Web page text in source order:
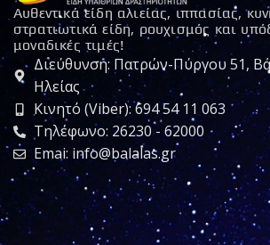
Αυθεντικά είδη αλιείας, ιππασίας,
στρατιωτικά είδη, ρουχισμός και
μοναδικές τιμές!
Διεύθυνση: Πατρών-Πύργου 51,
Ηλείας
Κινητό (Viber): 694 54 11 063
Τηλέφωνο: 26230 - 62000
Emai: info@balalas.gr